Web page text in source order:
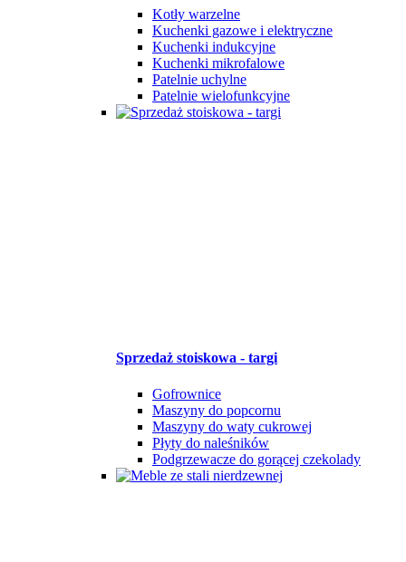
Kotły warzelne
Kuchenki gazowe i elektryczne
Kuchenki indukcyjne
Kuchenki mikrofalowe
Patelnie uchylne
Patelnie wielofunkcyjne
Sprzedaż stoiskowa - targi
Gofrownice
Maszyny do popcornu
Maszyny do waty cukrowej
Płyty do naleśników
Podgrzewacze do gorącej czekolady